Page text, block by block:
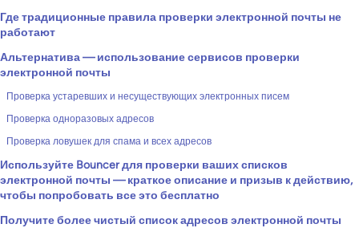
Где традиционные правила проверки электронной почты не
работают
Альтернатива — использование сервисов проверки
электронной почты
Проверка устаревших и несуществующих электронных писем
Проверка одноразовых адресов
Проверка ловушек для спама и всех адресов
Используйте Bouncer для проверки ваших списков
электронной почты — краткое описание и призыв к действию,
чтобы попробовать все это бесплатно
Получите более чистый список адресов электронной почты